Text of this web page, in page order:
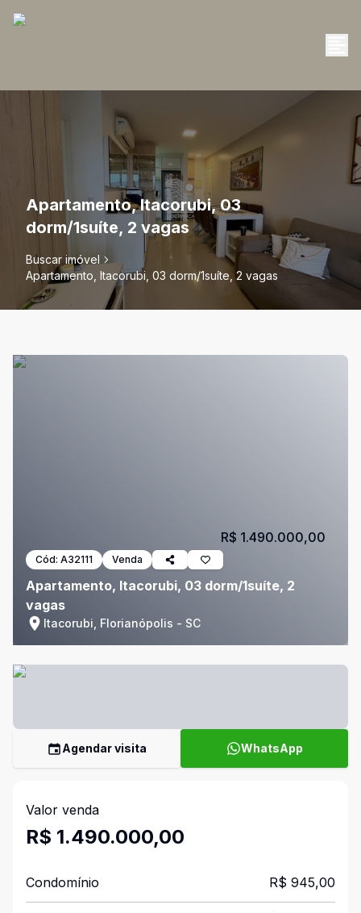
Apartamento, Itacorubi, 03
dorm/1suíte, 2 vagas
Buscar imóvel
Apartamento, Itacorubi, 03 dorm/1suíte, 2 vagas
Cód: A32111 Venda
Apartamento, Itacorubi, 03 dorm/1suíte, 2
vagas
Itacorubi, Florianópolis - SC
R$ 1.490.000,00
Agendar visita WhatsApp
Valor venda
R$ 1.490.000,00
Condomínio R$ 945,00